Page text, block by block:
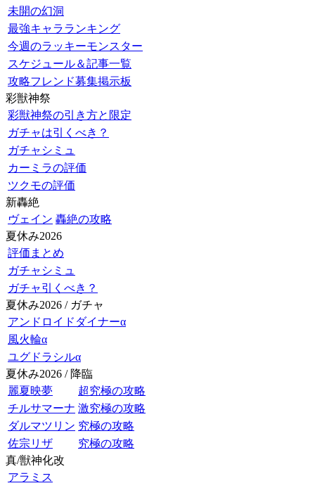
未開の幻洞
最強キャラランキング
今週のラッキーモンスター
スケジュール＆記事一覧
攻略フレンド募集掲示板
彩獣神祭
彩獣神祭の引き方と限定
ガチャは引くべき？
ガチャシミュ
カーミラの評価
ツクモの評価
新轟絶
ヴェイン 轟絶の攻略
夏休み2026
評価まとめ
ガチャシミュ
ガチャ引くべき？
夏休み2026 / ガチャ
アンドロイドダイナーα
風火輪α
ユグドラシルα
夏休み2026 / 降臨
麗夏映夢
超究極の攻略
チルサマーナ 激究極の攻略
ダルマツリン 究極の攻略
佐宗リザ
究極の攻略
真/獣神化改
アラミス